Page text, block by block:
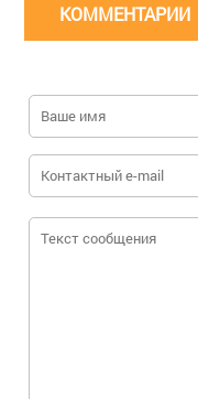
КОММЕНТАРИИ